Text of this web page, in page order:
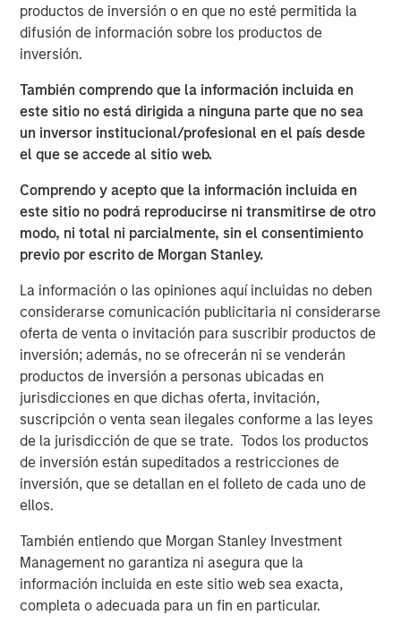
productos de inversión o en que no esté permitida la
difusión de información sobre los productos de
inversión.
También comprendo que la información incluida en
este sitio no está dirigida a ninguna parte que no sea
un inversor institucional/profesional en el país desde
el que se accede al sitio web.
Comprendo y acepto que la información incluida en
este sitio no podrá reproducirse ni transmitirse de otro
modo, ni total ni parcialmente, sin el consentimiento
previo por escrito de Morgan Stanley.
La información o las opiniones aquí incluidas no deben
considerarse comunicación publicitaria ni considerarse
oferta de venta o invitación para suscribir productos de
inversión; además, no se ofrecerán ni se venderán
productos de inversión a personas ubicadas en
jurisdicciones en que dichas oferta, invitación,
suscripción o venta sean ilegales conforme a las leyes
de la jurisdicción de que se trate. Todos los productos
de inversión están supeditados a restricciones de
inversión, que se detallan en el folleto de cada uno de
ellos.
También entiendo que Morgan Stanley Investment
Management no garantiza ni asegura que la
información incluida en este sitio web sea exacta,
completa o adecuada para un fin en particular.
TALES FROM THE EMERGING WORLD
Next Manufacturing Leap
TALES FROM THE EMERGING WORLD
Terms of Trade: The Quiet Tailwind Behind
Emerging Market’s Comeback
TALES FROM THE EMERGING WORLD
The Water Constraint
Featured Insights